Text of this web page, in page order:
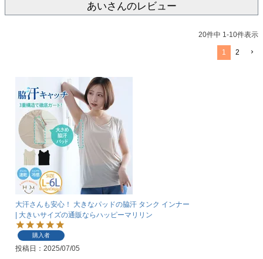
あいさんのレビュー
20件中 1-10件表示
1 2
大汗さんも安心！ 大きなパッドの脇汗 タンク インナー
| 大きいサイズの通販ならハッピーマリリン
購入者
投稿日 2025/07/05